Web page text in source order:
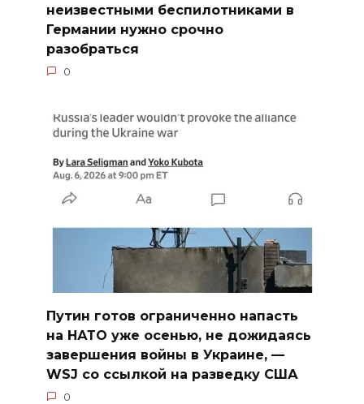
неизвестными беспилотниками в
Германии нужно срочно
разобраться
0
Путин готов ограниченно напасть
на НАТО уже осенью, не дожидаясь
завершения войны в Украине, —
WSJ со ссылкой на разведку США
0